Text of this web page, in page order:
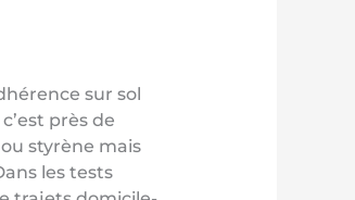
sur sol
près de
styrène mais
les tests